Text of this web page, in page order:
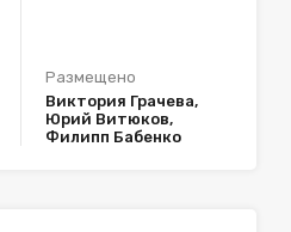
Размещено
Виктория Грачева,
Юрий Витюков,
Филипп Бабенко